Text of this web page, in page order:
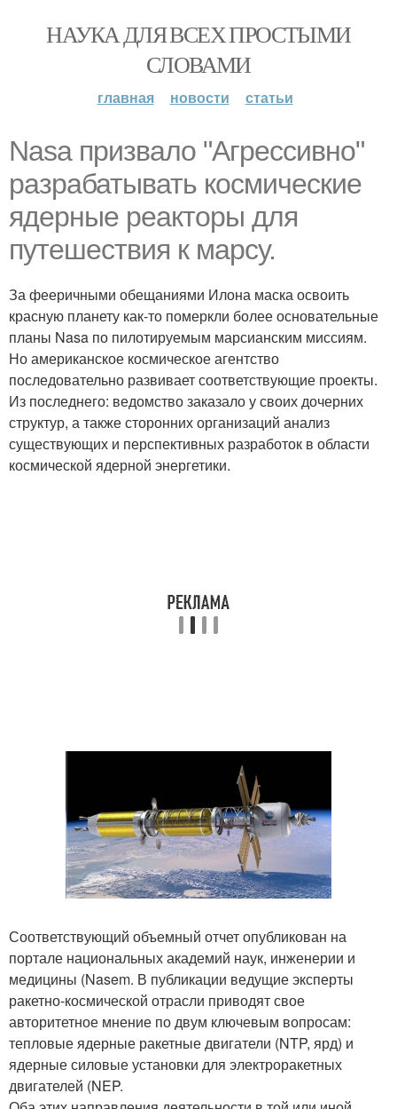
НАУКА ДЛЯ ВСЕХ ПРОСТЫМИ
СЛОВАМИ
главная новости статьи
Nasa призвало "Агрессивно"
разрабатывать космические
ядерные реакторы для
путешествия к марсу.
За фееричными обещаниями Илона маска освоить
красную планету как-то померкли более основательные
планы Nasa по пилотируемым марсианским миссиям.
Но американское космическое агентство
последовательно развивает соответствующие проекты.
Из последнего: ведомство заказало у своих дочерних
структур, а также сторонних организаций анализ
существующих и перспективных разработок в области
космической ядерной энергетики.
Соответствующий объемный отчет опубликован на
портале национальных академий наук, инженерии и
медицины (Nasem. В публикации ведущие эксперты
ракетно-космической отрасли приводят свое
авторитетное мнение по двум ключевым вопросам:
тепловые ядерные ракетные двигатели (NTP, ярд) и
ядерные силовые установки для электроракетных
двигателей (NEP.